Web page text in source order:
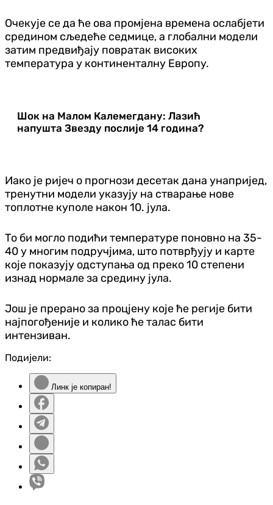
Очекује се да ће ова промјена времена ослабјети
средином сљедеће седмице, а глобални модели
затим предвиђају повратак високих
температура у континенталну Европу.
Шок на Малом Калемегдану: Лазић
напушта Звезду послије 14 година?
Иако је ријеч о прогнози десетак дана унапријед,
тренутни модели указују на стварање нове
топлотне куполе након 10. јула.
То би могло подићи температуре поновно на 35-
40 у многим подручјима, што потврђују и карте
које показују одступања од преко 10 степени
изнад нормале за средину јула.
Још је прерано за процјену које ће регије бити
најпогођеније и колико ће талас бити
интензиван.
Подијели:
Линк је копиран!